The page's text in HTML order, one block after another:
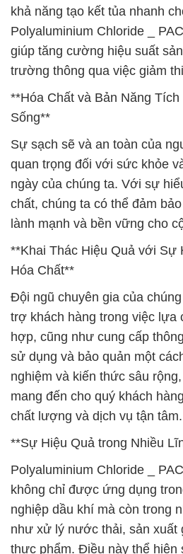
khả năng tạo kết tủa nhanh
Polyaluminium Chloride _
giúp tăng cường hiệu suất
trường thông qua việc giảm
**Hóa Chất và Bản Năng
Sống**
Sự sạch sẽ và an toàn của
quan trọng đối với sức khỏe
ngày của chúng ta. Với sự
chất, chúng ta có thể đảm
lành mạnh và bền vững cho
**Khai Thác Hiệu Quả với Sự
Hóa Chất**
Đội ngũ chuyên gia của
trợ khách hàng trong việc lựa
hợp, cũng như cung cấp
sử dụng và bảo quản một
nghiệm và kiến thức sâu
mang đến cho quý khách
chất lượng và dịch vụ tận tâm.
**Sự Hiệu Quả trong Nhiều
Polyaluminium Chloride _
không chỉ được ứng dụng
nghiệp dầu khí mà còn trong
như xử lý nước thải, sản xuất
thực phẩm. Điều này thể hiện